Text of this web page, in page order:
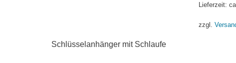
Lieferzeit:
zzgl.
Schlüsselanhänger mit Schlaufe